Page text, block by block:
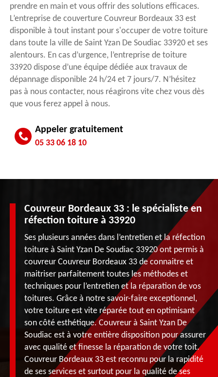
prendre en main et vous offrir des solutions efficaces.
L’entreprise de couverture Couvreur Bordeaux 33 est
disponible à tout instant pour s'occuper de votre toiture
dans toute la ville de Saint Yzan De Soudiac 33920 et ses
alentours. En cas d’urgence, l’entreprise de toiture
33920 dispose d’une équipe dédiée aux travaux de
dépannage disponible 24 h/24 et 7 jours/7. N’hésitez
pas à nous contacter, nous réagirons vite chez vous dès
que vous ferez appel à nous.
Appeler gratuitement
05 33 06 18 10
Couvreur Bordeaux 33 : le spécialiste en
réfection toiture à 33920
Ses plusieurs années dans l’entretien et la réfection
toiture à Saint Yzan De Soudiac 33920 ont permis à
couvreur Couvreur Bordeaux 33 de connaitre et
maitriser parfaitement toutes les méthodes et
techniques pour l’entretien et la réparation de vos
toitures. Grâce à notre savoir-faire exceptionnel,
votre toiture est vite réparée tout en optimisant
son côté esthétique. Couvreur à Saint Yzan De
Soudiac est à votre entière disposition pour assurer
avec qualité et finesse la réparation de votre toit.
Couvreur Bordeaux 33 est reconnu pour la rapidité
de ses services et surtout pour la qualité de ses